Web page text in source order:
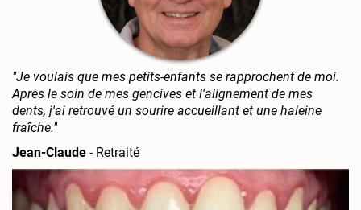
"Je voulais que mes petits-enfants se rapprochent de moi.
Après le soin de mes gencives et l'alignement de mes
dents, j'ai retrouvé un sourire accueillant et une haleine
fraîche."
Jean-Claude - Retraité